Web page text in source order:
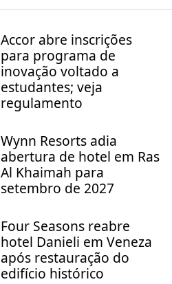
Accor abre inscrições
para programa de
inovação voltado a
estudantes; veja
regulamento
Wynn Resorts adia
abertura de hotel em Ras
Al Khaimah para
setembro de 2027
Four Seasons reabre
hotel Danieli em Veneza
após restauração do
edifício histórico